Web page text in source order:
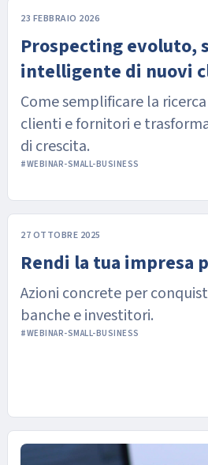
23 FEBBRAIO 2026
Prospecting evoluto,
intelligente di nuovi
Come semplificare la
clienti e fornitori e
di crescita.
#WEBINAR-SMALL-BUSINESS
27 OTTOBRE 2025
Rendi la tua impresa
Azioni concrete per
banche e investitori.
#WEBINAR-SMALL-BUSINESS